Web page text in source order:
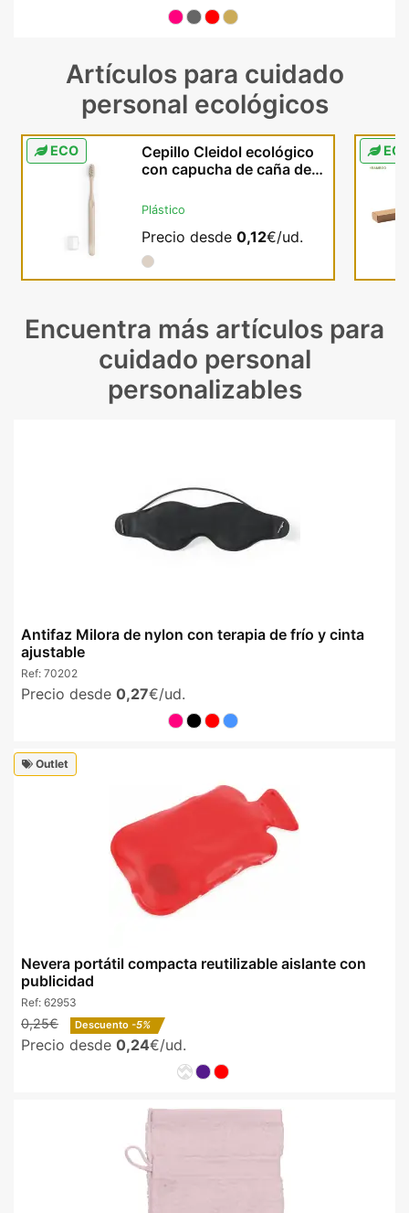
Artículos para cuidado
personal ecológicos
ECO
Cepillo Cleidol ecológico
con capucha de caña de
Plástico
Precio desde 0,12€/ud.
Encuentra más artículos para
cuidado personal
personalizables
Antifaz Milora de nylon con terapia de frío y cinta
ajustable
Ref: 70202
Precio desde 0,27€/ud.
Outlet
Nevera portátil compacta reutilizable aislante con
publicidad
Ref: 62953
0,25€ Descuento -5%
Precio desde 0,24€/ud.